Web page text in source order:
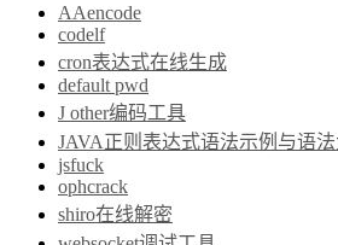
AAencode
codelf
cron表达式在线生成
default pwd
J other编码工具
JAVA正则表达式语法示例与语
jsfuck
ophcrack
shiro在线解密